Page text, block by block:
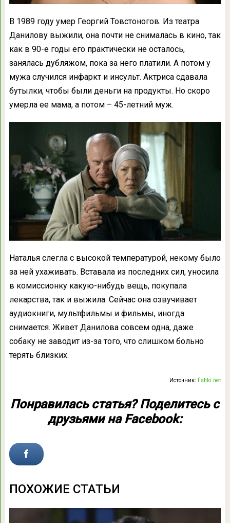
В 1989 году умер Георгий Товстоногов. Из театра
Данилову выжили, она почти не снималась в кино, так
как в 90-е годы его практически не осталось,
занялась дубляжом, пока за него платили. А потом у
мужа случился инфаркт и инсульт. Актриса сдавала
бутылки, чтобы были деньги на продукты. Но скоро
умерла ее мама, а потом – 45-летний муж.
Наталья слегла с высокой температурой, некому было
за ней ухаживать. Вставала из последних сил, уносила
в комиссионку какую-нибудь вещь, покупала
лекарства, так и выжила. Сейчас она озвучивает
аудиокниги, мультфильмы и фильмы, иногда
снимается. Живет Данилова совсем одна, даже
собаку не заводит из-за того, что слишком больно
терять близких.
Источник:fishki.net
Понравилась статья? Поделитесь с
друзьями на Facebook:
ПОХОЖИЕ СТАТЬИ